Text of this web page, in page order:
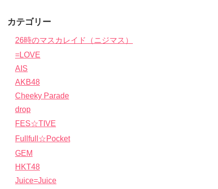
カテゴリー
26時のマスカレイド（ニジマス）
=LOVE
AIS
AKB48
Cheeky Parade
drop
FES☆TIVE
Fullfull☆Pocket
GEM
HKT48
Juice=Juice